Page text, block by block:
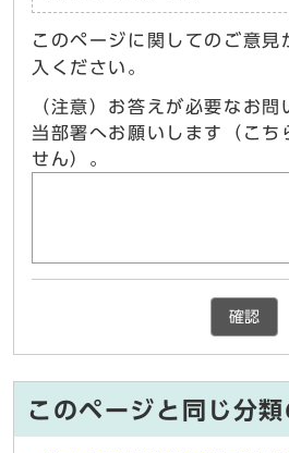
このページに関してのご意見
入ください。
（注意）お答えが必要なお
当部署へお願いします（こち
せん）。
確認
このページと同じ分